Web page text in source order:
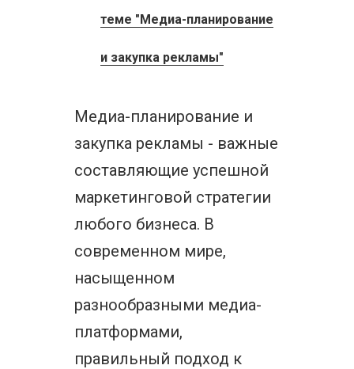
теме "Медиа-планирование
и закупка рекламы"
Медиа-планирование и
закупка рекламы - важные
составляющие успешной
маркетинговой стратегии
любого бизнеса. В
современном мире,
насыщенном
разнообразными медиа-
платформами,
правильный подход к